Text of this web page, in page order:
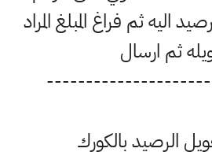
اليه ثم فراغ المبلغ المراد
ثم ارسال
الرصيد بالكورك